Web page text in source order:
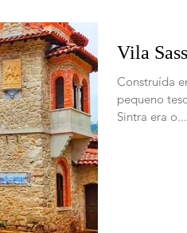
Vila
Construída
pequeno
Sintra era o...